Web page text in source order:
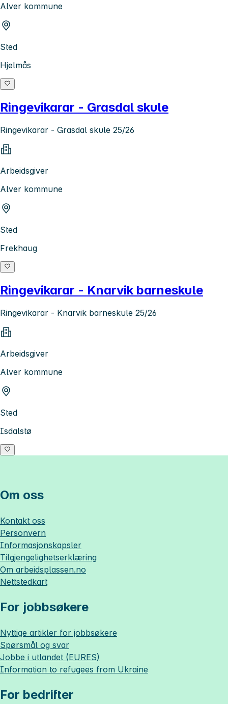
Alver kommune
Sted
Hjelmås
Ringevikarar - Grasdal skule
Ringevikarar - Grasdal skule 25/26
Arbeidsgiver
Alver kommune
Sted
Frekhaug
Ringevikarar - Knarvik barneskule
Ringevikarar - Knarvik barneskule 25/26
Arbeidsgiver
Alver kommune
Sted
Isdalstø
Om oss
Kontakt oss
Personvern
Informasjonskapsler
Tilgjengelighetserklæring
Om arbeidsplassen.no
Nettstedkart
For jobbsøkere
Nyttige artikler for jobbsøkere
Spørsmål og svar
Jobbe i utlandet (EURES)
Information to refugees from Ukraine
For bedrifter